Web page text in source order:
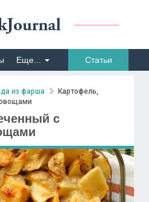
Еще... Статьи
из фарша
Картофель,
с